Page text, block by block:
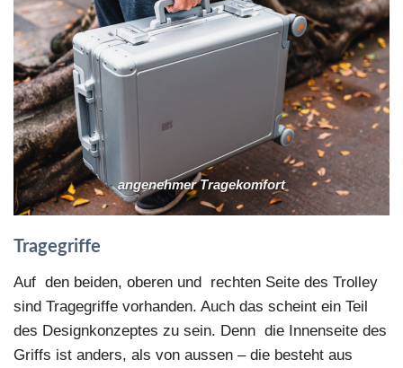
angenehmer Tragekomfort
Tragegriffe
Auf den beiden, oberen und rechten Seite des Trolley
sind Tragegriffe vorhanden. Auch das scheint ein Teil
des Designkonzeptes zu sein. Denn die Innenseite des
Griffs ist anders, als von aussen – die besteht aus